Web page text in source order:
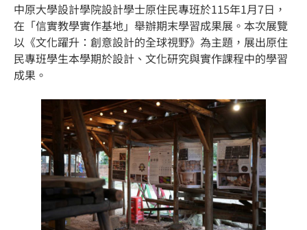
中原大學設計學院設計學士原住民專班於115年1月7日，
在「信實教學實作基地」舉辦期末學習成果展。本次展覽
以《文化躍升：創意設計的全球視野》為主題，展出原住
民專班學生本學期於設計、文化研究與實作課程中的學習
成果。